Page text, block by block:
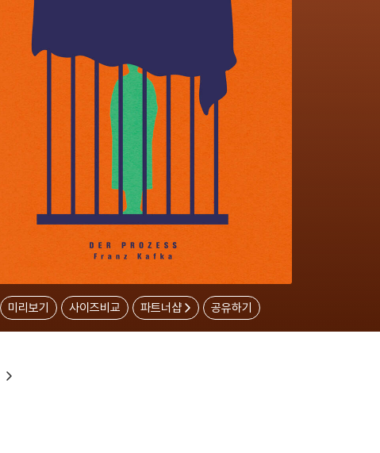
미리보기 사이즈비교 파트너샵 공유하기